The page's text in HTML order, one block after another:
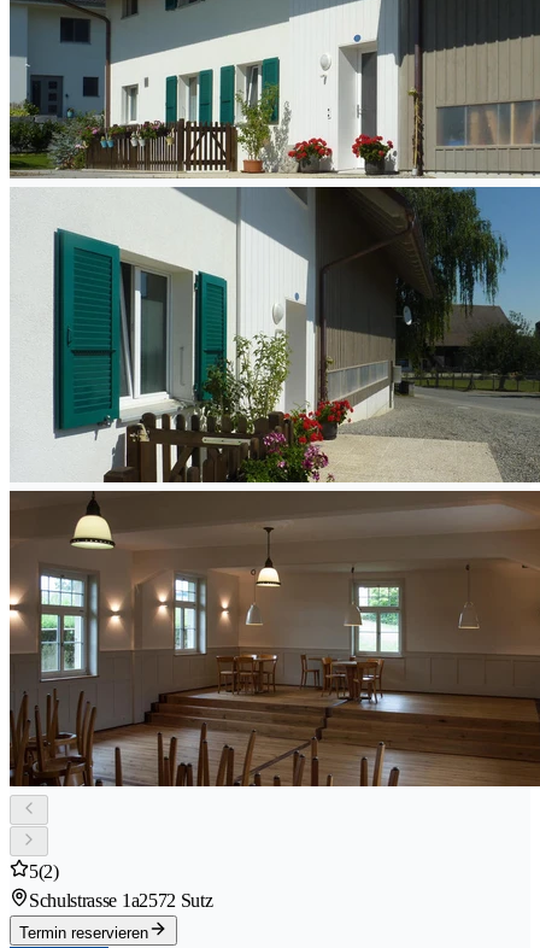
5(2)
Schulstrasse 1a2572 Sutz
Termin reservieren